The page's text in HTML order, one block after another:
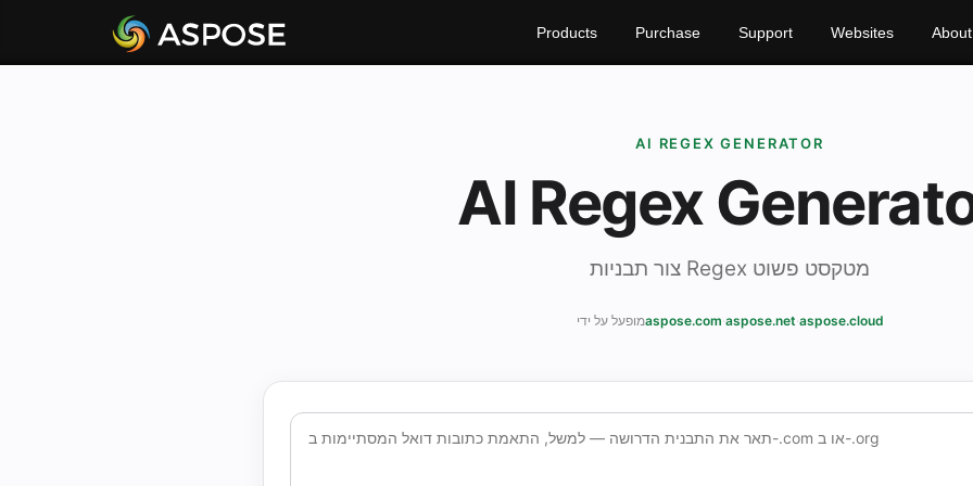
Products Purchase Support Websites About
AI REGEX GENERATOR
AI Regex
צור תבניות Regex מטקסט פשוט
מופעל על ידיaspose.com·aspose.net·aspose.cloud